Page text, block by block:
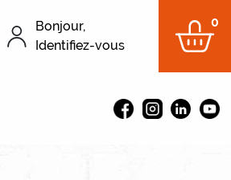
Menu du
Bonjour,
Identifiez-vous
0